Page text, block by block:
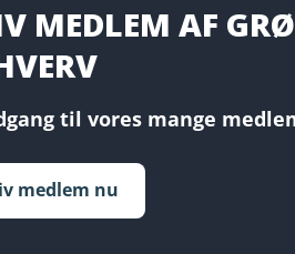
MEDLEM AF
til vores mange
medlem nu